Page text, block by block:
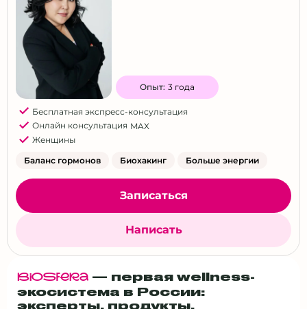
Опыт: 3 года
Бесплатная экспресс-консультация
Онлайн консультация MAX
Женщины
Баланс гормонов Биохакинг Больше энергии
Записаться
Написать
BiOSfERa — первая wellness-
экосистема в России:
эксперты, продукты,